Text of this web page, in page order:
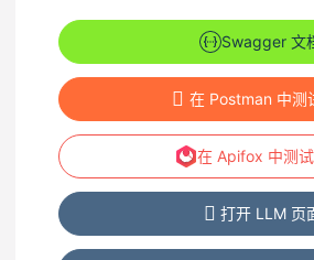
Swagger 文
在 Postman 中测
在 Apifox 中测
打开 LLM 页